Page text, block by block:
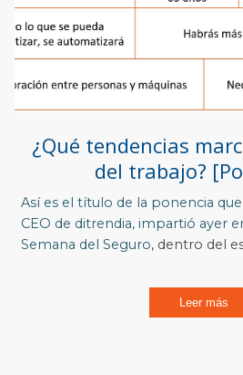
¿Qué tendencias
del trabajo?
Así es el título de la ponencia
CEO de ditrendia, impartió ayer
Semana del Seguro, dentro del
Leer más